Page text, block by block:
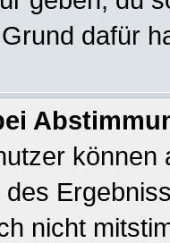
dafür
nicht